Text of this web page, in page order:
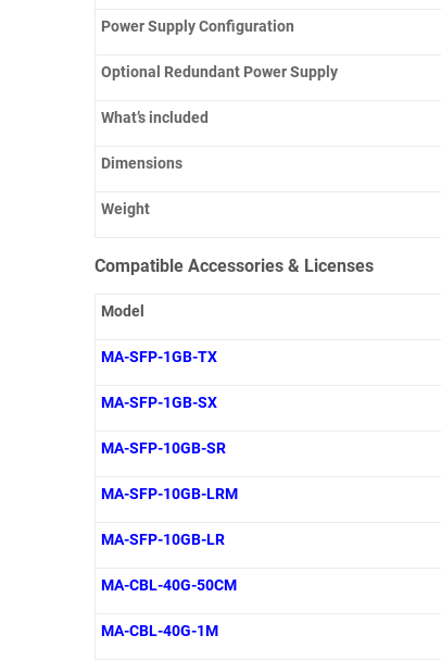
Power Supply Configuration
Optional Redundant Power Supply
What’s included
Dimensions
Weight
Compatible Accessories & Licenses
Model
MA-SFP-1GB-TX
MA-SFP-1GB-SX
MA-SFP-10GB-SR
MA-SFP-10GB-LRM
MA-SFP-10GB-LR
MA-CBL-40G-50CM
MA-CBL-40G-1M